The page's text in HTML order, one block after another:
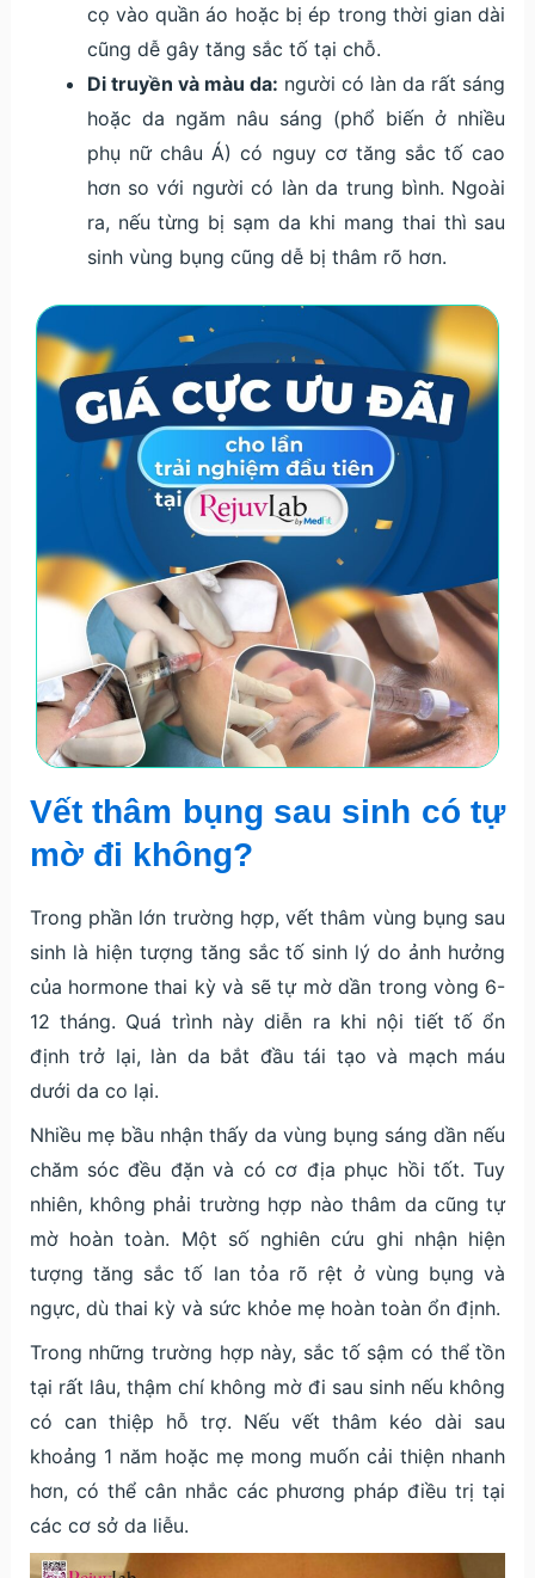
cọ vào quần áo hoặc bị ép trong thời gian dài
cũng dễ gây tăng sắc tố tại chỗ.
Di truyền và màu da: người có làn da rất sáng
hoặc da ngăm nâu sáng (phổ biến ở nhiều
phụ nữ châu Á) có nguy cơ tăng sắc tố cao
hơn so với người có làn da trung bình. Ngoài
ra, nếu từng bị sạm da khi mang thai thì sau
sinh vùng bụng cũng dễ bị thâm rõ hơn.
Vết thâm bụng sau sinh có tự
mờ đi không?
Trong phần lớn trường hợp, vết thâm vùng bụng sau
sinh là hiện tượng tăng sắc tố sinh lý do ảnh hưởng
của hormone thai kỳ và sẽ tự mờ dần trong vòng 6-
12 tháng. Quá trình này diễn ra khi nội tiết tố ổn
định trở lại, làn da bắt đầu tái tạo và mạch máu
dưới da co lại.
Nhiều mẹ bầu nhận thấy da vùng bụng sáng dần nếu
chăm sóc đều đặn và có cơ địa phục hồi tốt. Tuy
nhiên, không phải trường hợp nào thâm da cũng tự
mờ hoàn toàn. Một số nghiên cứu ghi nhận hiện
tượng tăng sắc tố lan tỏa rõ rệt ở vùng bụng và
ngực, dù thai kỳ và sức khỏe mẹ hoàn toàn ổn định.
Trong những trường hợp này, sắc tố sậm có thể tồn
tại rất lâu, thậm chí không mờ đi sau sinh nếu không
có can thiệp hỗ trợ. Nếu vết thâm kéo dài sau
khoảng 1 năm hoặc mẹ mong muốn cải thiện nhanh
hơn, có thể cân nhắc các phương pháp điều trị tại
các cơ sở da liễu.